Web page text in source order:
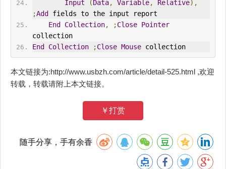
Input ( Data, Variable, Relative),
;Add
fields to the input report
End
Collection, ;Close Pointer
collection
End
Collection ;Close Mouse collection
本文链接为:http://www.usbzh.com/article/detail-525.html ,欢迎
转载，转载请附上本文链接。
￥打赏
随手分享，手有余香